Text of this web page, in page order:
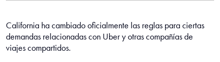
California ha cambiado oficialmente las reglas para ciertas
demandas relacionadas con Uber y otras compañías de
viajes compartidos.